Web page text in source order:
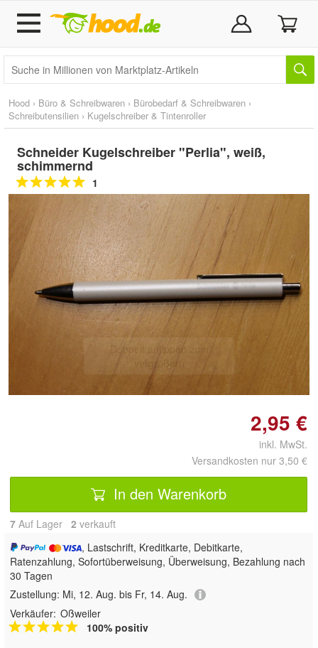
Hood › Büro & Schreibwaren › Bürobedarf & Schreibwaren ›
Schreibutensilien › Kugelschreiber & Tintenroller
Schneider Kugelschreiber "Perlia", weiß,
schimmernd
1
Doppelt antippen zum
vergrößern
2,95 €
inkl. MwSt.
Versandkosten nur 3,50 €
In den Warenkorb
7 Auf Lager 2 verkauft
, Lastschrift, Kreditkarte, Debitkarte,
Ratenzahlung, Sofortüberweisung, Überweisung, Bezahlung nach
30 Tagen
Zustellung: Mi, 12. Aug. bis Fr, 14. Aug.
Verkäufer: Oßweiler
100% positiv